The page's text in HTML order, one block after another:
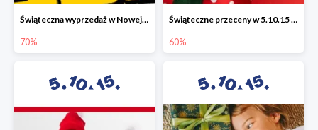
Świąteczna wyprzedaż w Nowej Erze - National Geographic Learning -70%
70%
Świąteczne przeceny w 5.10.15 - wszystkie ubrania -60%
60%